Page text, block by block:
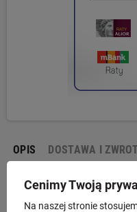
OPIS DOSTAWA I
Pasek
Cenimy Twoją
Na naszej stronie